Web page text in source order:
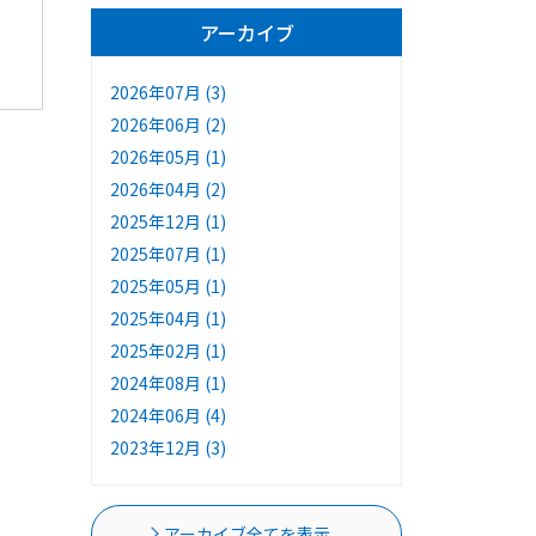
アーカイブ
2026年07月 (3)
2026年06月 (2)
2026年05月 (1)
2026年04月 (2)
2025年12月 (1)
2025年07月 (1)
2025年05月 (1)
2025年04月 (1)
2025年02月 (1)
2024年08月 (1)
2024年06月 (4)
2023年12月 (3)